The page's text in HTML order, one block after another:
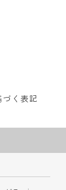
く表記